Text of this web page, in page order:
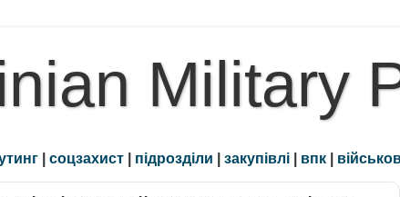
Military
| соцзахист | підрозділи | закупівлі | впк |